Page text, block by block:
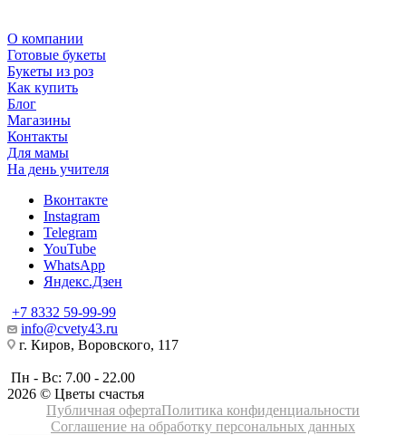
О компании
Готовые букеты
Букеты из роз
Как купить
Блог
Магазины
Контакты
Для мамы
На день учителя
Вконтакте
Instagram
Telegram
YouTube
WhatsApp
Яндекс.Дзен
+7 8332 59-99-99
info@cvety43.ru
г. Киров, Воровского, 117
Пн - Вс: 7.00 - 22.00
2026 © Цветы счастья
Публичная офертаПолитика конфиденциальности
Соглашение на обработку персональных данных